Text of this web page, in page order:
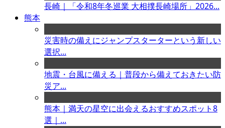
長崎｜「令和8年冬巡業 大相撲長崎場所」2026...
熊本
災害時の備えにジャンプスターターという新しい
選択...
地震・台風に備える｜普段から備えておきたい防
災ア...
熊本｜満天の星空に出会えるおすすめスポット8
選｜...